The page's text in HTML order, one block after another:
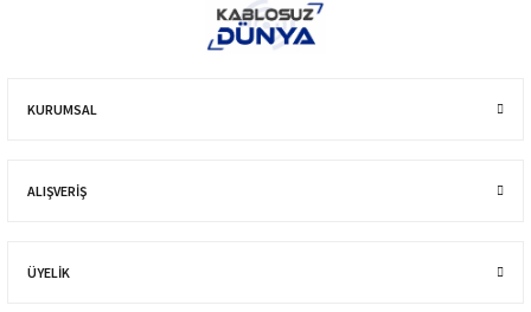
KURUMSAL
ALIŞVERIŞ
ÜYELİK